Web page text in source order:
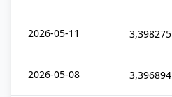
2026-05-11 3,398275
2026-05-08 3,396894